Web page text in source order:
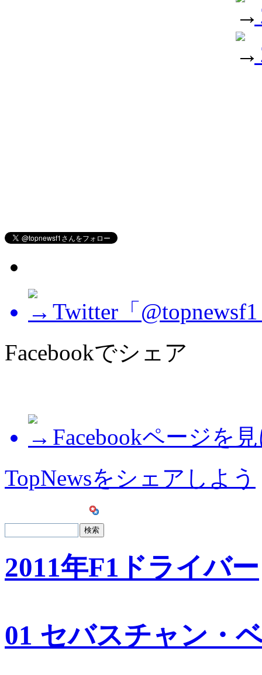
Twitter「
Facebookでシェア
Facebookページを
TopNewsをシェアしよう
2011年F1ドライバー
01 セバスチャン・